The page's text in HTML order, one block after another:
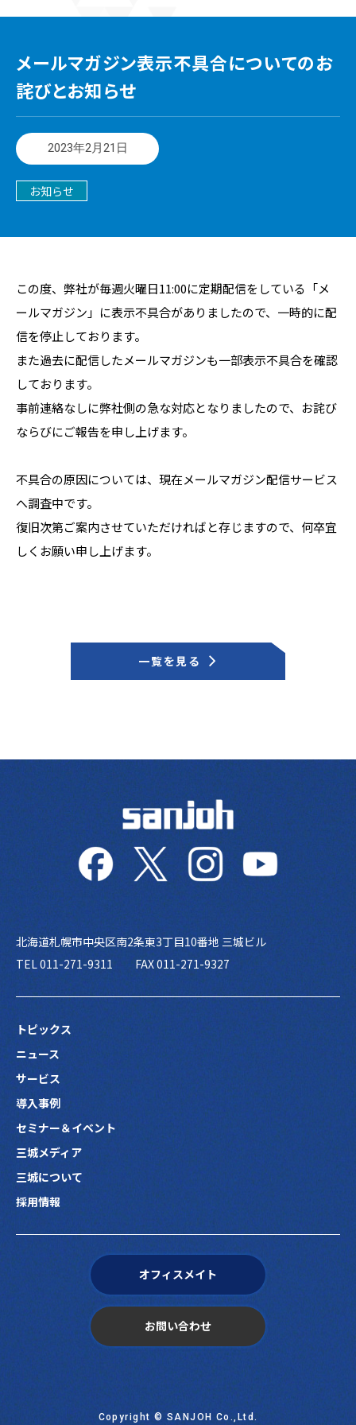
メールマガジン表示不具合についてのお
詫びとお知らせ
2023年2月21日
お知らせ
この度、弊社が毎週火曜日11:00に定期配信をしている「メ
ールマガジン」に表示不具合がありましたので、一時的に配
信を停止しております。
また過去に配信したメールマガジンも一部表示不具合を確認
しております。
事前連絡なしに弊社側の急な対応となりましたので、お詫び
ならびにご報告を申し上げます。
不具合の原因については、現在メールマガジン配信サービス
へ調査中です。
復旧次第ご案内させていただければと存じますので、何卒宜
しくお願い申し上げます。
一覧を見る
北海道札幌市中央区南2条東3丁目10番地 三城ビル
TEL 011-271-9311
FAX 011-271-9327
トピックス
ニュース
サービス
導入事例
セミナー＆イベント
三城メディア
三城について
採用情報
オフィスメイト
お問い合わせ
Copyright © SANJOH Co.,Ltd.